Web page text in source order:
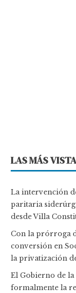
LAS MÁS
La intervención
paritaria
desde Villa
Con la prórroga
conversión en
la privatización
El Gobierno de
formalmente la